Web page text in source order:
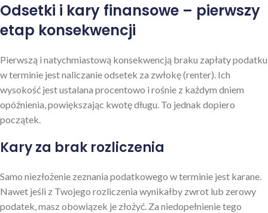
Odsetki i kary finansowe – pierwszy
etap konsekwencji
Pierwszą i natychmiastową konsekwencją braku zapłaty podatku
w terminie jest naliczanie odsetek za zwłokę (renter). Ich
wysokość jest ustalana procentowo i rośnie z każdym dniem
opóźnienia, powiększając kwotę długu. To jednak dopiero
początek.
Kary za brak rozliczenia
Samo niezłożenie zeznania podatkowego w terminie jest karane.
Nawet jeśli z Twojego rozliczenia wynikałby zwrot lub zerowy
podatek, masz obowiązek je złożyć. Za niedopełnienie tego